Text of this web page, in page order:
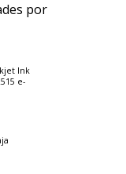
por
Ink
e-